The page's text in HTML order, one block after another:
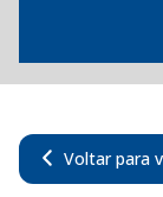
Voltar para